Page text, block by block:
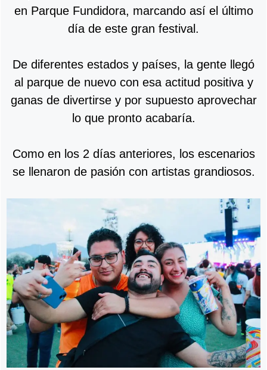
en Parque Fundidora, marcando así el último
día de este gran festival.
De diferentes estados y países, la gente llegó
al parque de nuevo con esa actitud positiva y
ganas de divertirse y por supuesto aprovechar
lo que pronto acabaría.
Como en los 2 días anteriores, los escenarios
se llenaron de pasión con artistas grandiosos.